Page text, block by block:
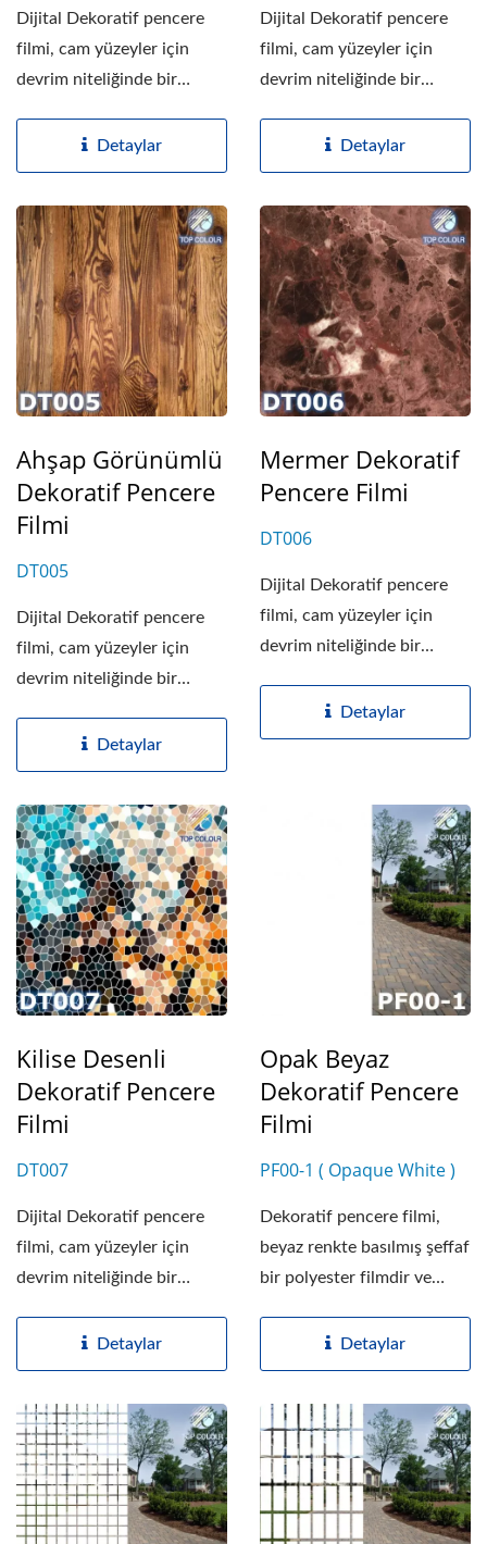
Dijital Dekoratif pencere
filmi, cam yüzeyler için
devrim niteliğinde bir
Detaylar
Dijital Dekoratif pencere
filmi, cam yüzeyler için
devrim niteliğinde bir
Detaylar
Ahşap Görünümlü
Dekoratif Pencere
Filmi
DT005
Dijital Dekoratif pencere
filmi, cam yüzeyler için
devrim niteliğinde bir
Detaylar
Mermer Dekoratif
Pencere Filmi
DT006
Dijital Dekoratif pencere
filmi, cam yüzeyler için
devrim niteliğinde bir
Detaylar
Kilise Desenli
Dekoratif Pencere
Filmi
DT007
Dijital Dekoratif pencere
filmi, cam yüzeyler için
devrim niteliğinde bir
Detaylar
Opak Beyaz
Dekoratif Pencere
Filmi
PF00-1 ( Opaque White )
Dekoratif pencere filmi,
beyaz renkte basılmış şeffaf
bir polyester filmdir ve
Detaylar